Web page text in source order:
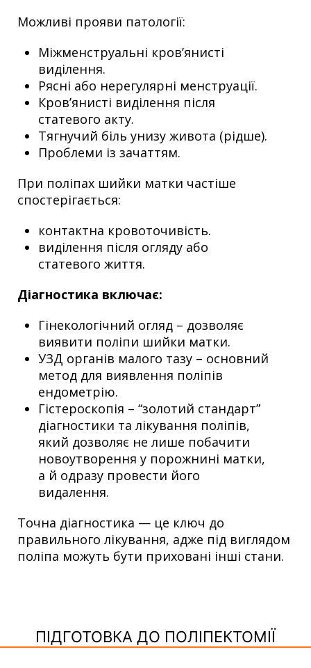
Можливі прояви патології:
Міжменструальні кров’янисті
виділення.
Рясні або нерегулярні менструації.
Кров’янисті виділення після
статевого акту.
Тягнучий біль унизу живота (рідше).
Проблеми із зачаттям.
При поліпах шийки матки частіше
спостерігається:
контактна кровоточивість.
виділення після огляду або
статевого життя.
Діагностика включає:
Гінекологічний огляд – дозволяє
виявити поліпи шийки матки.
УЗД органів малого тазу – основний
метод для виявлення поліпів
ендометрію.
Гістероскопія – “золотий стандарт”
діагностики та лікування поліпів,
який дозволяє не лише побачити
новоутворення у порожнині матки,
а й одразу провести його
видалення.
Точна діагностика — це ключ до
правильного лікування, адже під виглядом
поліпа можуть бути приховані інші стани.
ПІДГОТОВКА ДО ПОЛІПЕКТОМІЇ